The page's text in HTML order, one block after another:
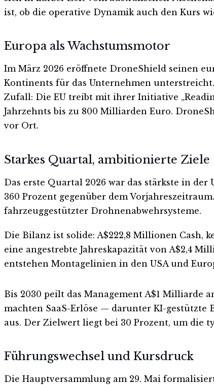
ist, ob die operative Dynamik auch den Kurs
Europa als Wachstumsmotor
Im März 2026 eröffnete DroneShield seinen
Kontinents für das Unternehmen
Zufall: Die EU treibt mit ihrer Initiative
Jahrzehnts bis zu 800 Milliarden Euro.
vor Ort.
Starkes Quartal, ambitionierte Ziele
Das erste Quartal 2026 war das stärkste in
360 Prozent gegenüber dem
fahrzeuggestützter Drohnenabwehrsysteme.
Die Bilanz ist solide: A$222,8 Millionen Cash,
eine angestrebte Jahreskapazität von A$2,4
entstehen Montagelinien in den USA und
Bis 2030 peilt das Management A$1 Milliarde
machten SaaS-Erlöse — darunter KI-gestützte
aus. Der Zielwert liegt bei 30 Prozent, um die
Führungswechsel und Kursdruck
Die Hauptversammlung am 29. Mai